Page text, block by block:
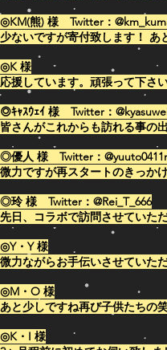
◎KM(熊) 様 Twitter：
少ないですが寄付致します！ あ
◎K 様
応援しています。頑張って下さい
◎ｷｬｽｳｪｲ 様 Twitter：
皆さんがこれからも訪れる事の
◎優人 様 Twitter：
微力ですが再スタートのきっか
◎玲 様 Twitter：@Rei_T_666
先日、コラボで訪問させていた
◎Y・Y 様
微力ながらお手伝いさせていた
◎M・O 様
あと少しですね再び子供たちの
◎K・I 様